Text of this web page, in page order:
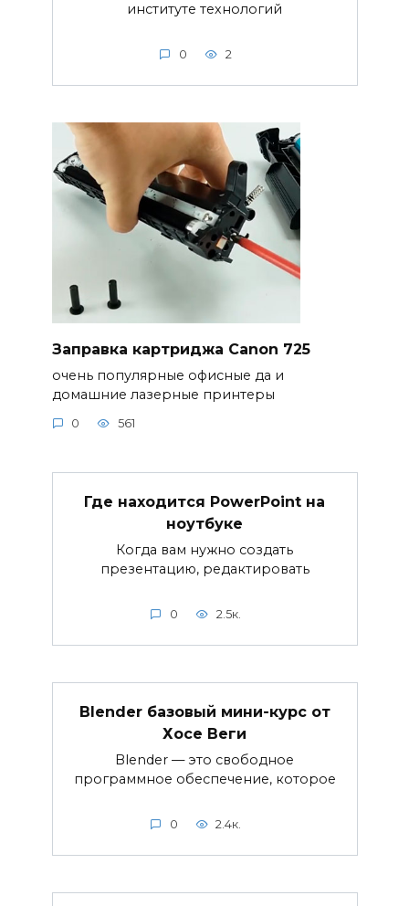
институте технологий
0 2
Заправка картриджа Canon 725
очень популярные офисные да и
домашние лазерные принтеры
0 561
Где находится PowerPoint на
ноутбуке
Когда вам нужно создать
презентацию, редактировать
0 2.5к.
Blender базовый мини-курс от
Хосе Веги
Blender — это свободное
программное обеспечение, которое
0 2.4к.